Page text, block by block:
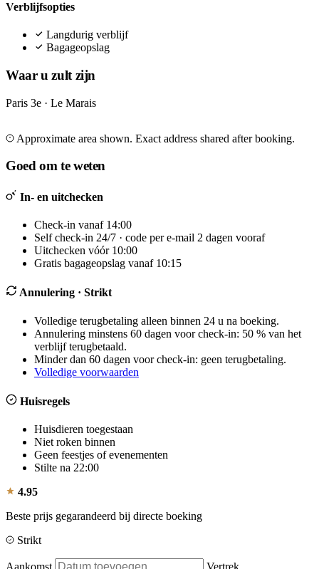
Verblijfsopties
Langdurig verblijf
Bagageopslag
Waar u zult zijn
Paris 3e · Le Marais
+
−
Approximate area shown. Exact address shared after booking.
Goed om te weten
In- en uitchecken
Check-in vanaf 14:00
Self check-in 24/7 · code per e-mail 2 dagen vooraf
Uitchecken vóór 10:00
Gratis bagageopslag vanaf 10:15
Annulering · Strikt
Volledige terugbetaling alleen binnen 24 u na boeking.
Annulering minstens 60 dagen voor check-in: 50 % van het
verblijf terugbetaald.
Minder dan 60 dagen voor check-in: geen terugbetaling.
Volledige voorwaarden
Huisregels
Huisdieren toegestaan
Niet roken binnen
Geen feestjes of evenementen
Stilte na 22:00
4.95
Beste prijs gegarandeerd bij directe boeking
Strikt
Aankomst Vertrek